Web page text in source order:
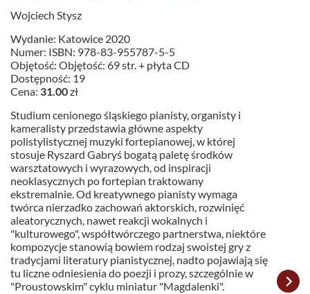
Wojciech Stysz
Wydanie: Katowice 2020
Numer: ISBN: 978-83-955787-5-5
Objętość: Objętość: 69 str. + płyta CD
Dostępność: 19
Cena: 31.00zł
Studium cenionego śląskiego pianisty, organisty i
kameralisty przedstawia główne aspekty
polistylistycznej muzyki fortepianowej, w której
stosuje Ryszard Gabryś bogatą paletę środków
warsztatowych i wyrazowych, od inspiracji
neoklasycznych po fortepian traktowany
ekstremalnie. Od kreatywnego pianisty wymaga
twórca nierzadko zachowań aktorskich, rozwinięć
aleatorycznych, nawet reakcji wokalnych i
"kulturowego", współtwórczego partnerstwa, niektóre
kompozycje stanowią bowiem rodzaj swoistej gry z
tradycjami literatury pianistycznej, nadto pojawiają się
tu liczne odniesienia do poezji i prozy, szczególnie w
"Proustowskim" cyklu miniatur "Magdalenki".